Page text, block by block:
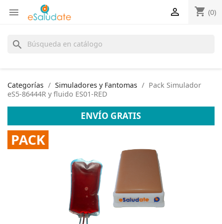
 shopping_cart (0)

search
Categorías Simuladores y Fantomas
Pack Simulador
eS5-86444R y fluido ES01-RED
ENVÍO GRATIS
PACK